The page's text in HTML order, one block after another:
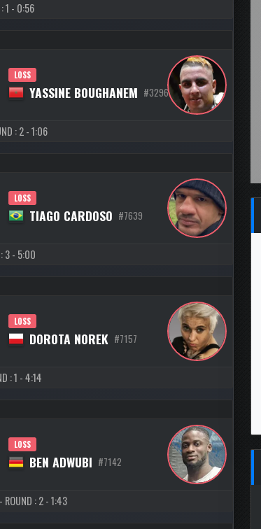
: 1 - 0:56
LOSS
YASSINE BOUGHANEM #3296
: 2 - 1:06
LOSS
TIAGO CARDOSO #7639
: 3 - 5:00
LOSS
DOROTA NOREK #7157
: 1 - 4:14
LOSS
BEN ADWUBI #7142
ROUND : 2 - 1:43